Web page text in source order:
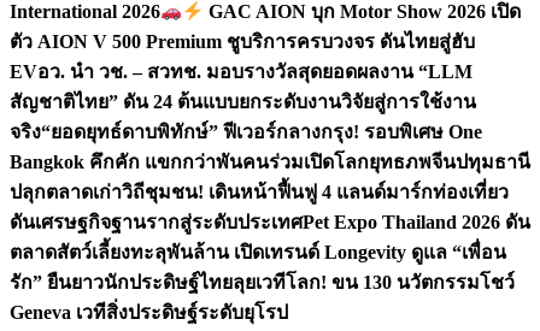
International 2026
GAC AION บุก Motor Show 2026 เปิด
ตัว AION V 500 Premium ชูบริการครบวงจร ดันไทยสู่ฮับ
EVอว. นำ วช. – สวทช. มอบรางวัลสุดยอดผลงาน “LLM
สัญชาติไทย” ดัน 24 ต้นแบบยกระดับงานวิจัยสู่การใช้งาน
จริง“ยอดยุทธ์ดาบพิทักษ์” ฟีเวอร์กลางกรุง! รอบพิเศษ One
Bangkok คึกคัก แขกกว่าพันคนร่วมเปิดโลกยุทธภพจีนปทุมธานี
ปลุกตลาดเก่าวิถีชุมชน! เดินหน้าฟื้นฟู 4 แลนด์มาร์กท่องเที่ยว
ดันเศรษฐกิจฐานรากสู่ระดับประเทศPet Expo Thailand 2026 ดัน
ตลาดสัตว์เลี้ยงทะลุพันล้าน เปิดเทรนด์ Longevity ดูแล “เพื่อน
รัก” ยืนยาวนักประดิษฐ์ไทยลุยเวทีโลก! ขน 130 นวัตกรรมโชว์
Geneva เวทีสิ่งประดิษฐ์ระดับยุโรป